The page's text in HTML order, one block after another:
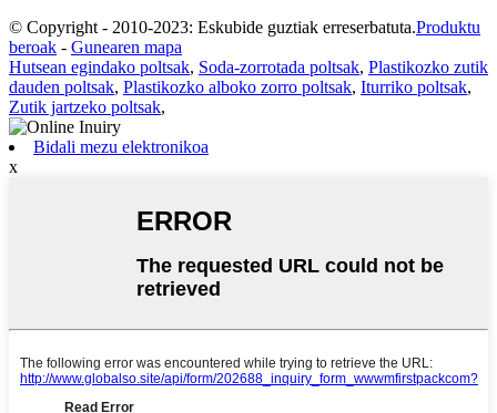
© Copyright - 2010-2023: Eskubide guztiak erreserbatuta.Produktu
beroak - Gunearen mapa
Hutsean egindako poltsak, Soda-zorrotada poltsak, Plastikozko zutik
dauden poltsak, Plastikozko alboko zorro poltsak, Iturriko poltsak,
Zutik jartzeko poltsak,
Bidali mezu elektronikoa
x